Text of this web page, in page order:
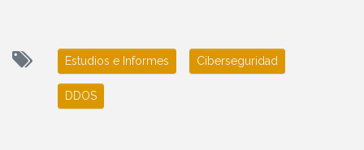
Estudios e Informes Ciberseguridad
DDOS